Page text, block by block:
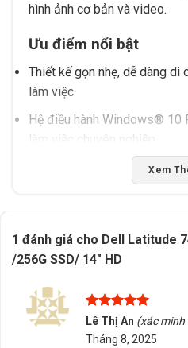
hình ảnh cơ bản và video.
Ưu điểm nổi bật
Thiết kế gọn nhẹ, dễ dàng
làm việc.
Hệ điều hành Windows® 10
làm việc chuyên nghiệp.
Phù hợp cho người dùng
kiện làm việc di động.
bảo phù hợp với nhu cầu.
Thuột, Đắk Lắk, Tấn Phát
đúng sản phẩm, hỗ trợ kiểm
cấp dịch vụ giao hàng/tư
Xem
1 đánh giá cho Dell Latitude
/256G SSD/ 14″ HD
Được xếp
hạng5
sao
Lê Thị An (xác
Tháng 8, 2025